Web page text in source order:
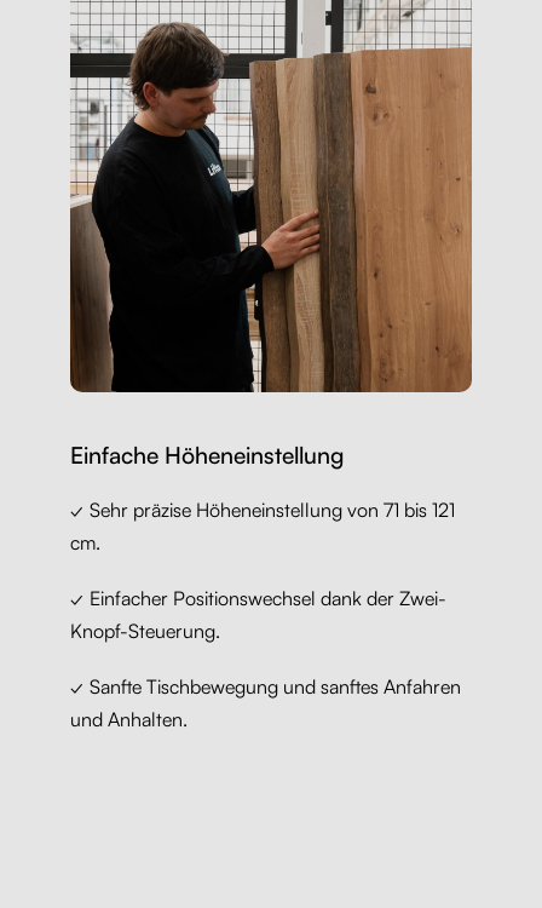
Einfache Höheneinstellung
✓ Sehr präzise Höheneinstellung von 71 bis 121
cm.
✓ Einfacher Positionswechsel dank der Zwei-
Knopf-Steuerung.
✓ Sanfte Tischbewegung und sanftes Anfahren
und Anhalten.